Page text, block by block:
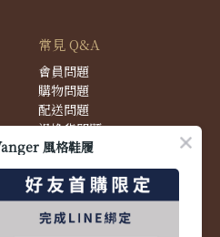
常見 Q&A
會員問題
購物問題
配送問題
退換貨問題
商品問題
風格鞋履